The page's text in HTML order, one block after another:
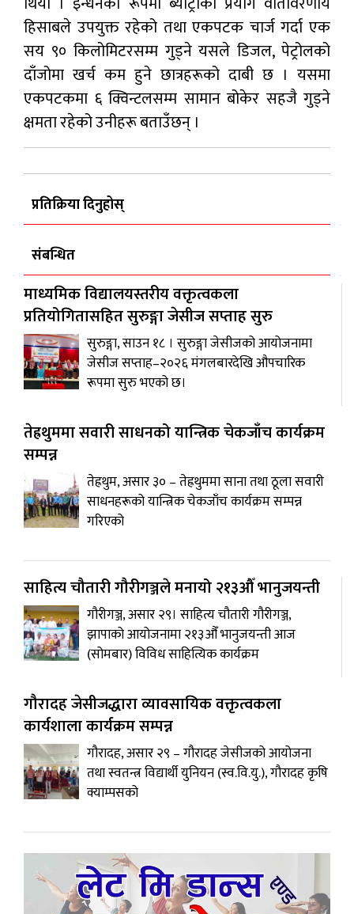
हिसाबले उपयुक्त रहेको तथा एकपटक चार्ज गर्दा एक
सय ९० किलोमिटरसम्म गुड्ने यसले डिजल, पेट्रोलको
दाँजोमा खर्च कम हुने छात्रहरूको दाबी छ । यसमा
एकपटकमा ६ क्विन्टलसम्म सामान बोकेर सहजै गुड्ने
क्षमता रहेको उनीहरू बताउँछन् ।
प्रतिक्रिया दिनुहोस्
संबन्धित
माध्यमिक विद्यालयस्तरीय वक्तृत्वकला
प्रतियोगितासहित सुरुङ्गा जेसीज सप्ताह सुरु
सुरुङ्गा, साउन १८ । सुरुङ्गा जेसीजको आयोजनामा
जेसीज सप्ताह–२०२६ मंगलबारदेखि औपचारिक
रूपमा सुरु भएको छ।
तेह्रथुममा सवारी साधनको यान्त्रिक चेकजाँच कार्यक्रम
सम्पन्न
तेह्रथुम, असार ३० – तेह्रथुममा साना तथा ठूला सवारी
साधनहरूको यान्त्रिक चेकजाँच कार्यक्रम सम्पन्न
गरिएको
साहित्य चौतारी गौरीगञ्जले मनायो २१३औँ भानुजयन्ती
गौरीगञ्ज, असार २९। साहित्य चौतारी गौरीगञ्ज,
झापाको आयोजनामा २१३औँ भानुजयन्ती आज
(सोमबार) विविध साहित्यिक कार्यक्रम
गौरादह जेसीजद्धारा व्यावसायिक वक्तृत्वकला
कार्यशाला कार्यक्रम सम्पन्न
गौरादह, असार २९ – गौरादह जेसीजको आयोजना
तथा स्वतन्त्र विद्यार्थी युनियन (स्व.वि.यु.), गौरादह कृषि
क्याम्पसको